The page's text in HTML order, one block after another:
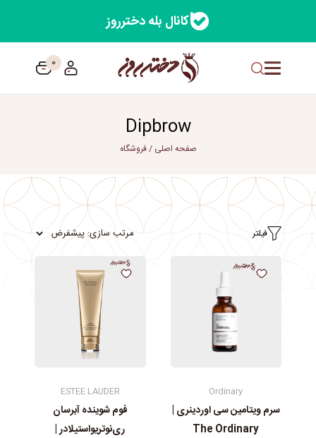
کانال بله دخترروز
0
Dipbrow
صفحه اصلی /فروشگاه
فیلتر
Ordinary
سرم ویتامین سی اوردینری |
The Ordinary
ESTEE LAUDER
فوم شوینده آبرسان
ری‌نوتریواستیلادر |